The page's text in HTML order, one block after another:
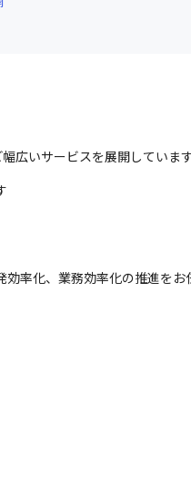
広いサービスを展開していま
率化、業務効率化の推進をお